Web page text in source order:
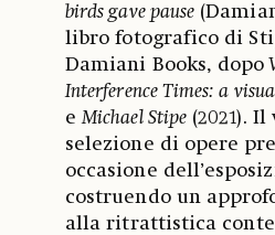
birds gave pause
libro fotografico di
Damiani Books, dopo
Interference Times: a
eMichael Stipe (2021).
selezione di opere
occasione
costruendo un
alla ritrattistica